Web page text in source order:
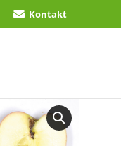
Kontakt